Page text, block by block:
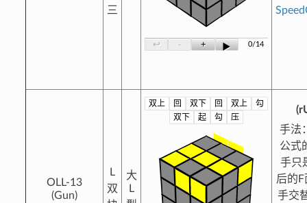
三
↩ - + ▶ 0/14
OLL-13
(Gun)
L
双
大
L
双上 回 双下 回 双上
勾
双下
起 勾 压
?
手法
公式
手只
后的
手交